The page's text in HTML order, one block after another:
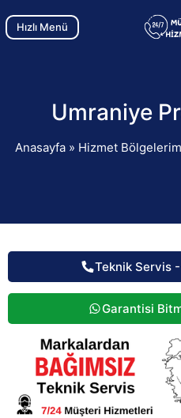
Hızlı Menü
Umraniye
Anasayfa» Hizmet
Teknik Servis
Garantisi